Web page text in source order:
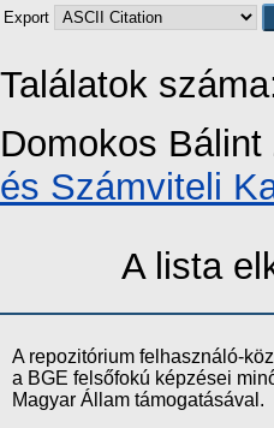
Export
Találatok
Domokos Bálint
és Számviteli
A lista
A repozitórium felhasználó-
a BGE felsőfokú képzései
Magyar Állam támogatásával.